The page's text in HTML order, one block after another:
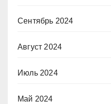
Сентябрь 2024
Август 2024
Июль 2024
Май 2024